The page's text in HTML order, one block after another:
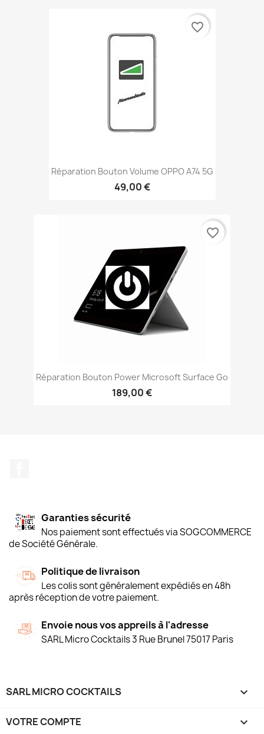
Réparation Bouton Volume OPPO A74 5G
49,00 €
favorite_border
Réparation Bouton Power Microsoft Surface Go
189,00 €
favorite_border
Garanties sécurité
Nos paiement sont effectués via SOGCOMMERCE
de Société Générale.
Politique de livraison
Les colis sont généralement expédiés en 48h
après réception de votre paiement.
Envoie nous vos appreils à l'adresse
SARL Micro Cocktails 3 Rue Brunel 75017 Paris
SARL MICRO COCKTAILS 
VOTRE COMPTE 